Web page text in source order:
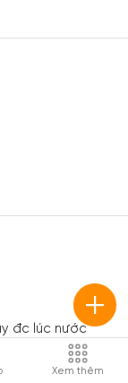
đc lúc nước
này bao
Xem thêm